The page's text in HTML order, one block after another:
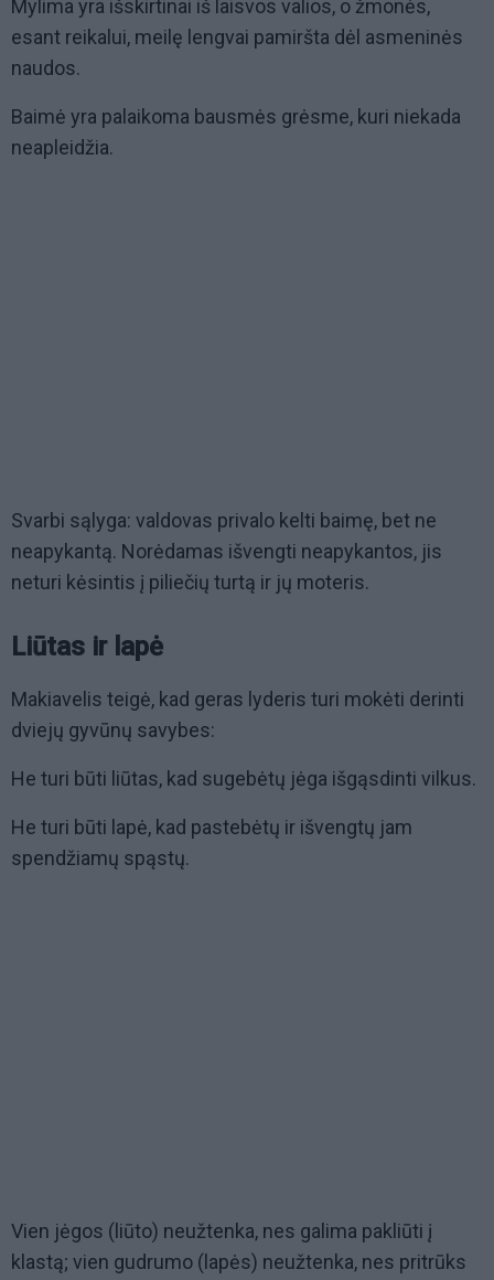
Mylima yra išskirtinai iš laisvos valios, o žmonės,
esant reikalui, meilę lengvai pamiršta dėl asmeninės
naudos.
Baimė yra palaikoma bausmės grėsme, kuri niekada
neapleidžia.
Svarbi sąlyga: valdovas privalo kelti baimę, bet ne
neapykantą. Norėdamas išvengti neapykantos, jis
neturi kėsintis į piliečių turtą ir jų moteris.
Liūtas ir lapė
Makiavelis teigė, kad geras lyderis turi mokėti derinti
dviejų gyvūnų savybes:
He turi būti liūtas, kad sugebėtų jėga išgąsdinti vilkus.
He turi būti lapė, kad pastebėtų ir išvengtų jam
spendžiamų spąstų.
Vien jėgos (liūto) neužtenka, nes galima pakliūti į
klastą; vien gudrumo (lapės) neužtenka, nes pritrūks